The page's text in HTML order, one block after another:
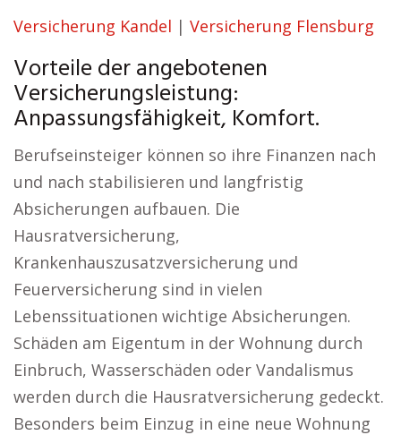
Versicherung Kandel | Versicherung Flensburg
Vorteile der angebotenen
Versicherungsleistung:
Anpassungsfähigkeit, Komfort.
Berufseinsteiger können so ihre Finanzen nach
und nach stabilisieren und langfristig
Absicherungen aufbauen. Die
Hausratversicherung,
Krankenhauszusatzversicherung und
Feuerversicherung sind in vielen
Lebenssituationen wichtige Absicherungen.
Schäden am Eigentum in der Wohnung durch
Einbruch, Wasserschäden oder Vandalismus
werden durch die Hausratversicherung gedeckt.
Besonders beim Einzug in eine neue Wohnung